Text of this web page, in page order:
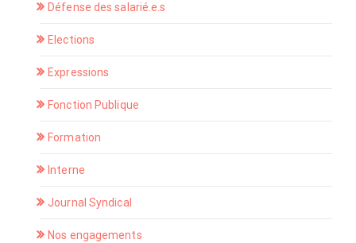
Défense des salarié.e.s
Elections
Expressions
Fonction Publique
Formation
Interne
Journal Syndical
Nos engagements